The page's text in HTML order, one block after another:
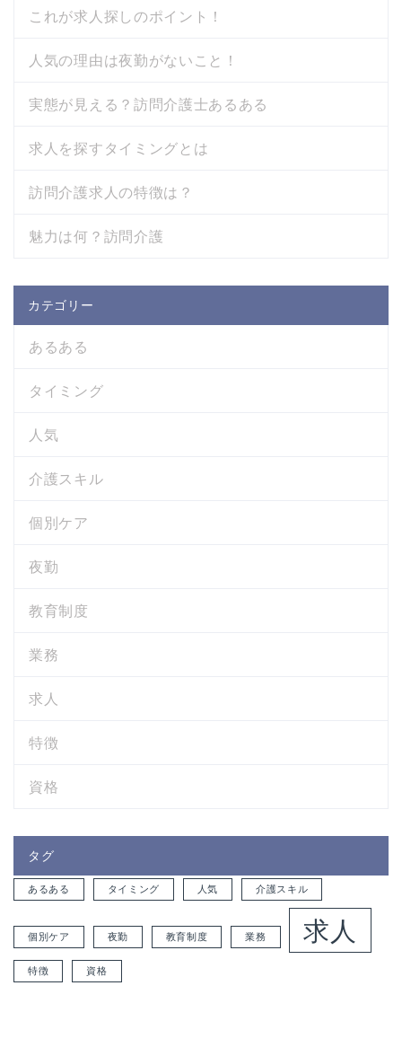
これが求人探しのポイント！
人気の理由は夜勤がないこと！
実態が見える？訪問介護士あるある
求人を探すタイミングとは
訪問介護求人の特徴は？
魅力は何？訪問介護
カテゴリー
あるある
タイミング
人気
介護スキル
個別ケア
夜勤
教育制度
業務
求人
特徴
資格
タグ
あるある タイミング 人気 介護スキル
個別ケア 夜勤 教育制度 業務 求人
特徴 資格